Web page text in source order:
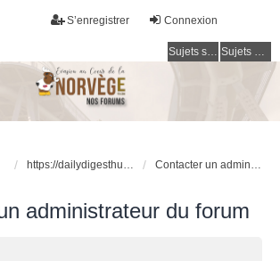
Connexion
S’enregistrer
Sujets sans réponse Sujets actifs
https://dailydigesthub.com Contacter un administrateur du forum
administrateur du forum